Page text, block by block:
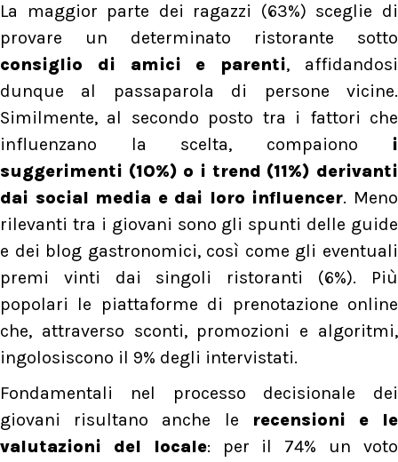
La maggior parte dei ragazzi (63%) sceglie di
provare un determinato ristorante sotto
consiglio di amici e parenti, affidandosi
dunque al passaparola di persone vicine.
Similmente, al secondo posto tra i fattori che
influenzano la scelta, compaiono i
suggerimenti (10%) o i trend (11%) derivanti
dai social media e dai loro influencer. Meno
rilevanti tra i giovani sono gli spunti delle guide
e dei blog gastronomici, così come gli eventuali
premi vinti dai singoli ristoranti (6%). Più
popolari le piattaforme di prenotazione online
che, attraverso sconti, promozioni e algoritmi,
ingolosiscono il 9% degli intervistati.
Fondamentali nel processo decisionale dei
giovani risultano anche le recensioni e le
valutazioni del locale: per il 74% un voto